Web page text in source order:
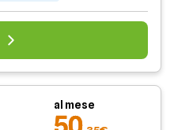
al mese